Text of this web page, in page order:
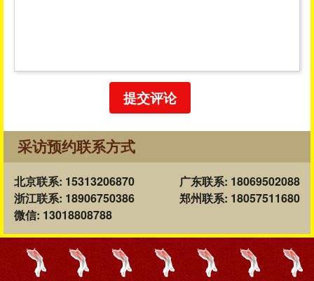
提交评论
采访预约联系方式
北京联系: 15313206870
广东联系: 18069502088
浙江联系: 18906750386
郑州联系: 18057511680
微信: 13018808788